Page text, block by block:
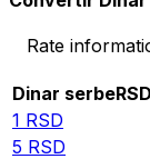
Rate
Dinar serbeRSD
1 RSD
5 RSD